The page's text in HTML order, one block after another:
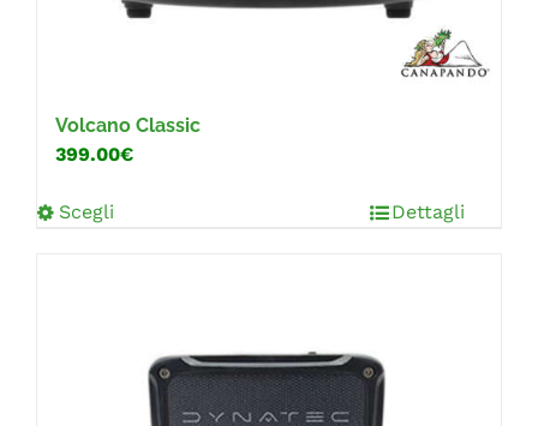
Volcano Classic
399.00€
Scegli Dettagli